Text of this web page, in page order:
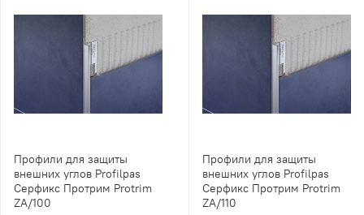
Профили для защиты
внешних углов Profilpas
Серфикс Протрим Protrim
ZA/100
Профили для защиты
внешних углов Profilpas
Серфикс Протрим Protrim
ZA/110